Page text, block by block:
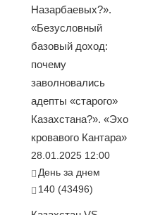
Назарбаевых?».
«Безусловный
базовый доход:
почему
заволновались
адепты «старого»
Казахстана?». «Эхо
кровавого Кантара»
28.01.2025 12:00
День за днем
140 (43496)